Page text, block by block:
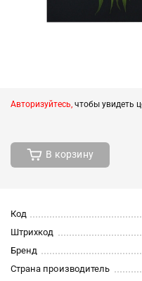
Авторизуйтесь, чтобы увидеть
В корзину
Код
Штрихкод
Бренд
Страна производитель